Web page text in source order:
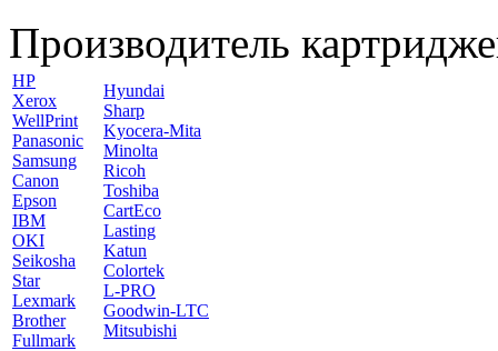
Производитель
HP
Xerox
WellPrint
Panasonic
Samsung
Canon
Epson
IBM
OKI
Seikosha
Star
Lexmark
Brother
Fullmark
Hyundai
Sharp
Kyocera-Mita
Minolta
Ricoh
Toshiba
CartEco
Lasting
Katun
Colortek
L-PRO
Goodwin-LTC
Mitsubishi